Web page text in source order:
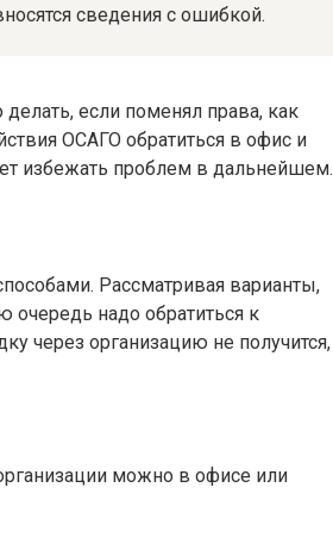
сведения с ошибкой.
если поменял права, как
ОСАГО обратиться в офис и
избежать проблем в дальнейшем.
Рассматривая варианты,
очередь надо обратиться к
через организацию не получится,
можно в офисе или